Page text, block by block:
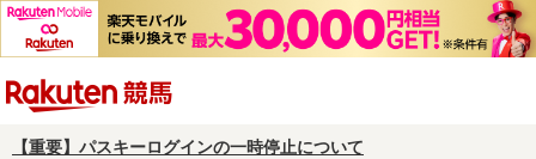
【重要】パスキーログインの一時停止について